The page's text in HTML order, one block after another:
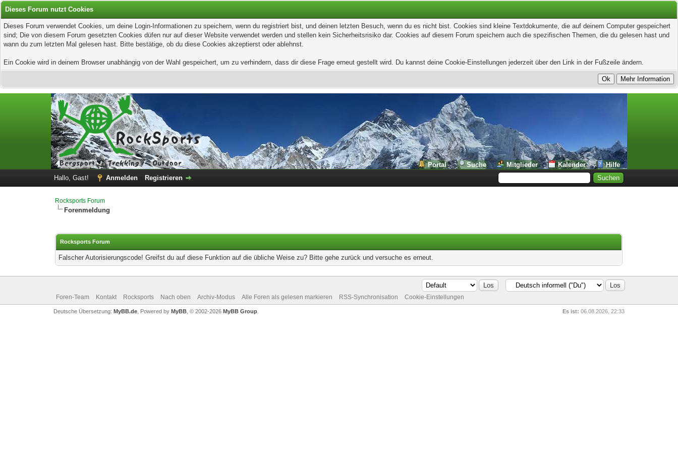
Dieses Forum nutzt Cookies
Dieses Forum verwendet Cookies, um deine Login-Informationen zu speichern, wenn du registriert bist, und deinen letzten Besuch, wenn du es nicht bist. Cookies sind kleine Textdokumente, die auf deinem Computer gespeichert
sind; Die von diesem Forum gesetzten Cookies düfen nur auf dieser Website verwendet werden und stellen kein Sicherheitsrisiko dar. Cookies auf diesem Forum speichern auch die spezifischen Themen, die du gelesen hast und
wann du zum letzten Mal gelesen hast. Bitte bestätige, ob du diese Cookies akzeptierst oder ablehnst.
Ein Cookie wird in deinem Browser unabhängig von der Wahl gespeichert, um zu verhindern, dass dir diese Frage erneut gestellt wird. Du kannst deine Cookie-Einstellungen jederzeit über den Link in der Fußzeile ändern.
Portal Suche Mitglieder Kalender
Hilfe
Hallo, Gast!
Anmelden Registrieren
Rocksports Forum
Forenmeldung
Rocksports Forum
Falscher Autorisierungscode! Greifst du auf diese Funktion auf die übliche Weise zu? Bitte gehe zurück und versuche es erneut.
Foren-Team Kontakt Rocksports Nach oben Archiv-Modus Alle Foren als gelesen markieren RSS-Synchronisation Cookie-Einstellungen
Es ist: 06.08.2026, 22:33
Deutsche Übersetzung: MyBB.de, Powered by MyBB, © 2002-2026 MyBB Group.